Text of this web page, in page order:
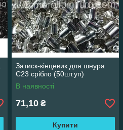
Затиск-кінцевик для шнура
С23 срібло (50шт.уп)
В наявності
71,10 ₴
Купити